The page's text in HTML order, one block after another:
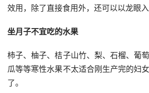
效用，除了直接食用外，还可以以龙眼入
坐月子不宜吃的水果
柿子、柚子、桔子山竹、梨、石榴、葡
瓜等等寒性水果不太适合刚生产完的妇
了。